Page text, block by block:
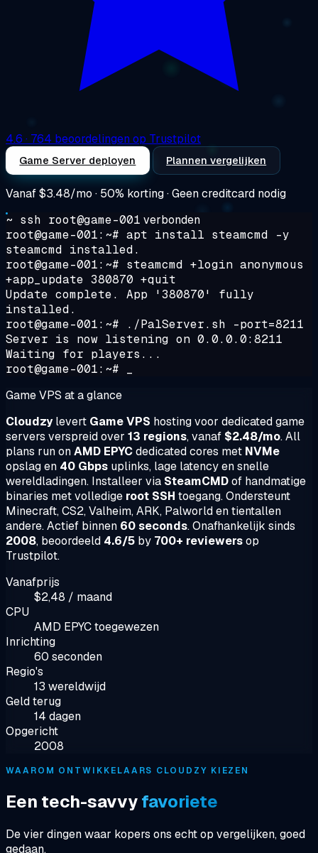
4.6 · 764 beoordelingen op Trustpilot
Game Server deployen Plannen vergelijken
Vanaf$3.48/mo · 50% korting · Geen creditcard nodig
~ ssh root@game-001 verbonden
root@game-001:~# apt install steamcmd -y
steamcmd installed.
root@game-001:~# steamcmd +login anonymous
+app_update 380870 +quit
Update complete. App '380870' fully
installed.
root@game-001:~# ./PalServer.sh -port=8211
Server is now listening on 0.0.0.0:8211
Waiting for players...
root@game-001:~# _
Game VPS at a glance
Cloudzylevert Game VPS hosting voor dedicated game
servers verspreid over 13 regions, vanaf $2.48/mo. All
plans run onAMD EPYCdedicated cores met NVMe
opslag en 40 Gbps uplinks, lage latency en snelle
wereldladingen. Installeer via SteamCMDof handmatige
binaries met volledige root SSH toegang. Ondersteunt
Minecraft, CS2, Valheim, ARK, Palworld en tientallen
andere. Actief binnen 60 seconds. Onafhankelijk sinds
2008, beoordeeld 4.6/5 by 700+ reviewersop
Trustpilot.
Vanafprijs
$2,48 / maand
CPU
AMD EPYC toegewezen
Inrichting
60 seconden
Regio's
13 wereldwijd
Geld terug
14 dagen
Opgericht
2008
WAAROM ONTWIKKELAARS CLOUDZY KIEZEN
Een tech-savvyfavoriete
De vier dingen waar kopers ons echt op vergelijken, goed
gedaan.